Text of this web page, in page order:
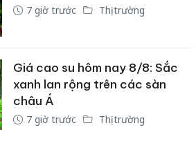
7 giờ trước Thị trường
Giá cao su hôm nay 8/8: Sắc
xanh lan rộng trên các sàn
châu Á
7 giờ trước Thị trường